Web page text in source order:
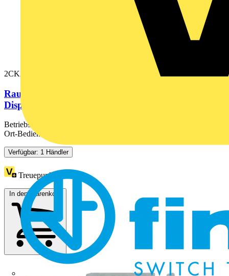
2CKA001032A0537
Raumtemperaturregler Einsatz 24V "Schließer" mit
Display Bluetooth
Betriebsspannung: 24 V AC Mit Display, Bluetooth. Manuelle Vor-
Ort-Bedienung über 6-Tasten Touchbedienung....
Verfügbar: 1 Händler
Treuepunkte:
In den Warenkorb